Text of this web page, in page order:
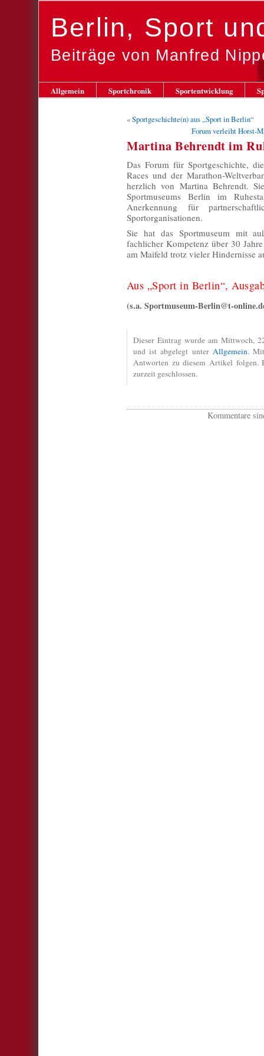
Berlin, Sport
Beiträge von Manfred
Allgemein Sportchronik Sportentwicklung
«Sportgeschichte(n) aus „Sport in Berlin“
Forum verleiht Horst-
Martina Behrendt im
Das Forum für Sportgeschichte,
Races und der Marathon-
herzlich von Martina Behrendt.
Sportmuseums Berlin im
Anerkennung für
Sportorganisationen.
Sie hat das Sportmuseum mit
fachlicher Kompetenz über 30
am Maifeld trotz vieler Hindernisse
Aus „Sport in Berlin“,
(s.a. Sportmuseum-Berlin@t-
Dieser Eintrag wurde am Mittwoch,
und ist abgelegt unter Allgemein.
Antworten zu diesem Artikel folgen.
zurzeit geschlossen.
Kommentare